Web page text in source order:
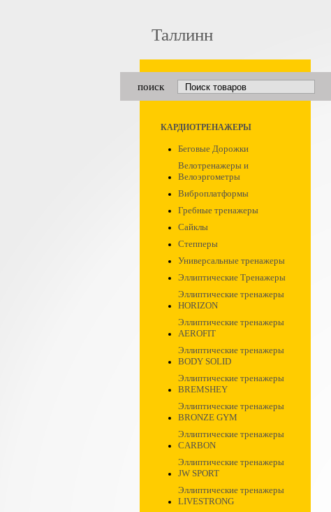
Таллинн
поиск
КАРДИОТРЕНАЖЕРЫ
Беговые Дорожки
Велотренажеры и
Велоэргометры
Виброплатформы
Гребные тренажеры
Сайклы
Степперы
Универсальные тренажеры
Эллиптические Тренажеры
Эллиптические тренажеры
HORIZON
Эллиптические тренажеры
AEROFIT
Эллиптические тренажеры
BODY SOLID
Эллиптические тренажеры
BREMSHEY
Эллиптические тренажеры
BRONZE GYM
Эллиптические тренажеры
CARBON
Эллиптические тренажеры
JW SPORT
Эллиптические тренажеры
LIVESTRONG